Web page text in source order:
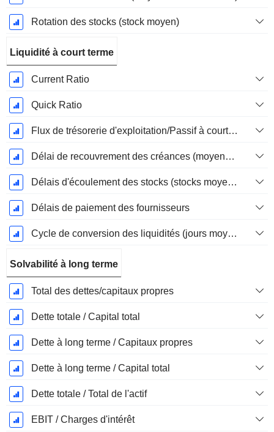
Rotation des stocks (stock moyen)
Liquidité à court terme
Current Ratio
Quick Ratio
Flux de trésorerie d'exploitation/Passif à court terme
Délai de recouvrement des créances (moyenne des créances)
Délais d'écoulement des stocks (stocks moyens)
Délais de paiement des fournisseurs
Cycle de conversion des liquidités (jours moyens)
Solvabilité à long terme
Total des dettes/capitaux propres
Dette totale / Capital total
Dette à long terme / Capitaux propres
Dette à long terme / Capital total
Dette totale / Total de l'actif
EBIT / Charges d'intérêt